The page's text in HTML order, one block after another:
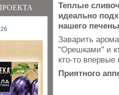
Теплые
идеально
нашего
Заварить
"Орешками" и
кто-то
Приятного